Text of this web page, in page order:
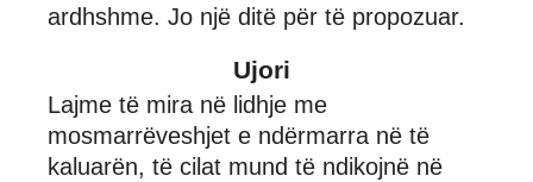
ardhshme. Jo një ditë për të propozuar.
Ujori
Lajme të mira në lidhje me
mosmarrëveshjet e ndërmarra në të
kaluarën, të cilat mund të ndikojnë në